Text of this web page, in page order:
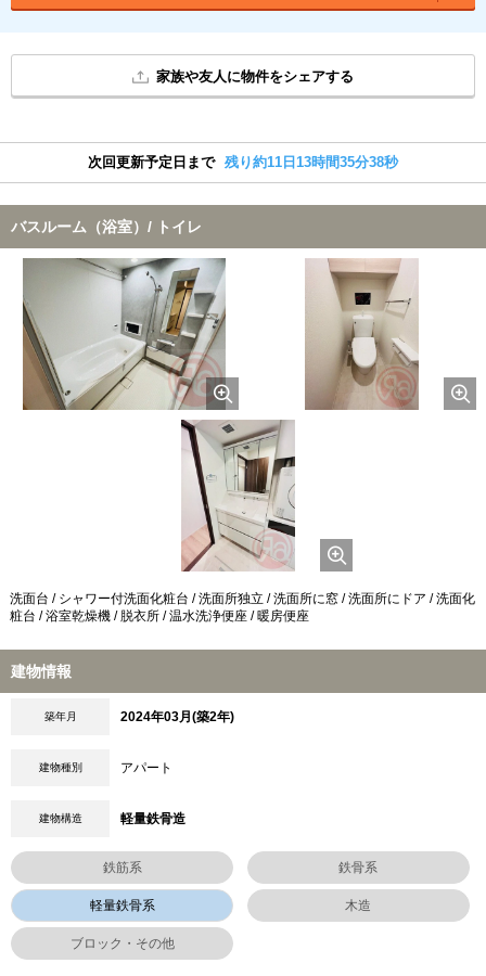
家族や友人に物件をシェアする
次回更新予定日まで 残り約11日13時間35分38秒
バスルーム（浴室）/ トイレ
洗面台 / シャワー付洗面化粧台 / 洗面所独立 / 洗面所に窓 / 洗面所にドア / 洗面化
粧台 / 浴室乾燥機 / 脱衣所 / 温水洗浄便座 / 暖房便座
建物情報
築年月 2024年03月(築2年)
建物種別 アパート
建物構造 軽量鉄骨造
鉄筋系 鉄骨系
軽量鉄骨系 木造
ブロック・その他